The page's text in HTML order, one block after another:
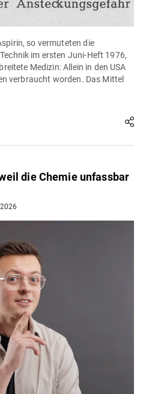
so vermuteten die
im ersten Juni-Heft 1976,
Medizin: Allein in den USA
verbraucht worden. Das Mittel
die Chemie unfassbar